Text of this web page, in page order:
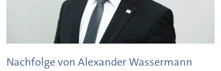
Nachfolge von Alexander Wassermann